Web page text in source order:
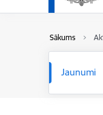
Sākums
Jaunumi